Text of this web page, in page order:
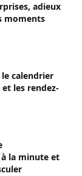
adieux
moments
calendrier
les rendez-
la minute et